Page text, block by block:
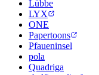
Lübbe
LYX
ONE
Papertoons
Pfaueninsel
pola
Quadriga